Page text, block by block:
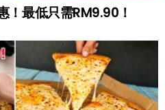
！最低只需RM9.90！